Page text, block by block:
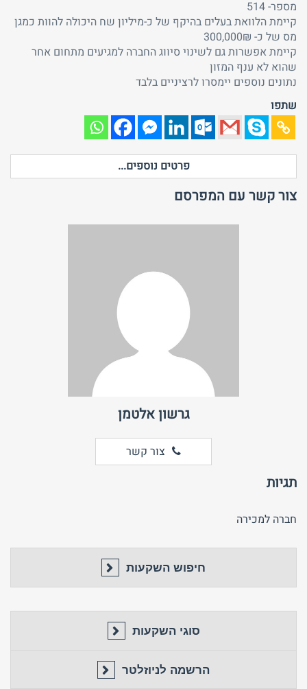
מספר- 514
קיימת הלוואת בעלים בהיקף של כ-מיליון שח היכולה להוות כמגן
מס של כ- 300,000₪
קיימת אפשרות גם לשינוי סיווג החברה למגיעים מתחום אחר
שהוא לא ענף המזון
נתונים נוספים יימסרו לרציניים בלבד
שתפו
פרטים נוספים...
צור קשר עם המפרסם
גרשון אלטמן
צור קשר
תגיות
חברה למכירה
חיפוש השקעות
סוגי השקעות
הרשמה לניוזלטר